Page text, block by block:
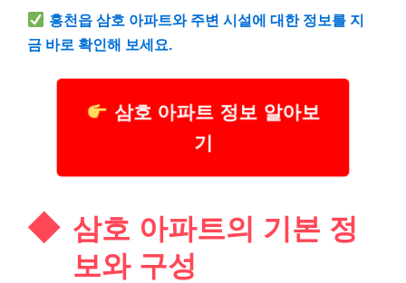
홍천읍 삼호 아파트와 주변 시설에 대한 정보를 지
금 바로 확인해 보세요.
삼호 아파트 정보 알아보
기
삼호 아파트의 기본 정
보와 구성